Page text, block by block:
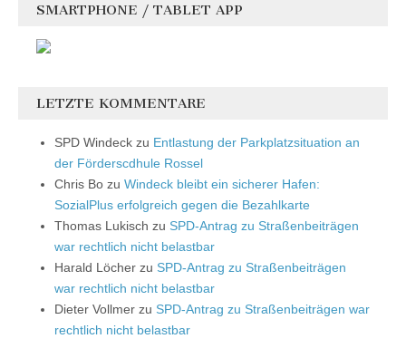
SMARTPHONE / TABLET APP
LETZTE KOMMENTARE
SPD Windeck zu Entlastung der Parkplatzsituation an
der Förderscdhule Rossel
Chris Bo zu Windeck bleibt ein sicherer Hafen:
SozialPlus erfolgreich gegen die Bezahlkarte
Thomas Lukisch zu SPD-Antrag zu Straßenbeiträgen
war rechtlich nicht belastbar
Harald Löcher zu SPD-Antrag zu Straßenbeiträgen
war rechtlich nicht belastbar
Dieter Vollmer zu SPD-Antrag zu Straßenbeiträgen war
rechtlich nicht belastbar